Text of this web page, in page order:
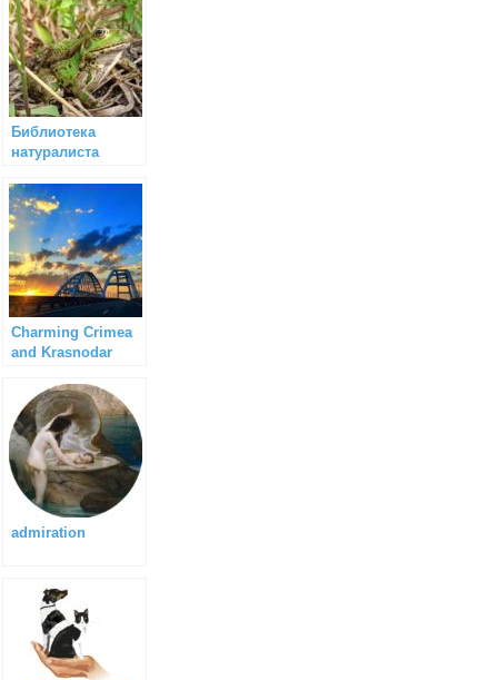
Библиотека
натуралиста
Charming Crimea
and Krasnodar
admiration